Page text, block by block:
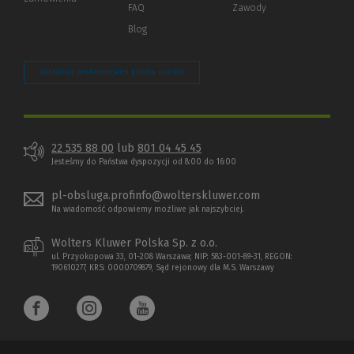
FAQ
Blog
Zawody
Zarządzaj preferencjami plików cookie
22 535 88 00 lub 801 04 45 45
Jesteśmy do Państwa dyspozycji od 8:00 do 16:00
pl-obsluga.profinfo@wolterskluwer.com
Na wiadomość odpowiemy możliwe jak najszybciej.
Wolters Kluwer Polska Sp. z o.o.
ul. Przyokopowa 33, 01-208 Warszawa; NIP: 583-001-89-31, REGON:
190610277, KRS: 0000709879, Sąd rejonowy dla M.S. Warszawy